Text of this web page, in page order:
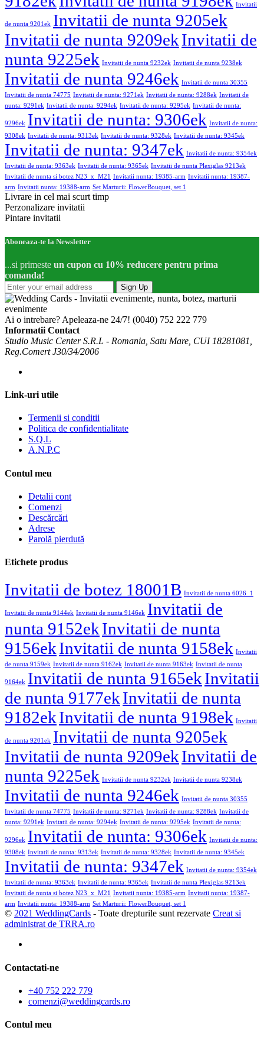
Invitatii
de nunta 9201ek Invitatii de nunta 9205ek
Invitatii de nunta 9209ekInvitatii de
nunta 9225ek Invitatii de nunta 9232ek Invitatii de nunta 9238ek
Invitatii de nunta 9246ek Invitatii de nunta 30355
Invitatii de nunta 74775 Invitatii de nunta: 9271ek Invitatii de nunta: 9288ek Invitatii de
nunta: 9291ek Invitatii de nunta: 9294ek Invitatii de nunta: 9295ek Invitatii de nunta:
9296ek Invitatii de nunta: 9306ek Invitatii de nunta:
9308ek Invitatii de nunta: 9313ek Invitatii de nunta: 9328ek Invitatii de nunta: 9345ek
Invitatii de nunta: 9347ek Invitatii de nunta: 9354ek
Invitatii de nunta: 9363ek Invitatii de nunta: 9365ek Invitatii de nunta Plexiglas 9213ek
Invitatii de nunta si botez N23_x_M21 Invitatii nunta: 19385-arm Invitatii nunta: 19387-
arm Invitatii nunta: 19388-arm Set Marturii: FlowerBouquet, set 1
Livrare in cel mai scurt timp
Perzonalizare invitatii
Pintare invitatii
Aboneaza-te la Newsletter
...si primeste un cupon cu 10% reducere pentru prima
comanda!
Sign Up
Ai o intrebare? Apeleaza-ne 24/7! (0040) 752 222 779
Informatii Contact
Studio Music Center S.R.L - Romania, Satu Mare, CUI 18281081,
Reg.Comert J30/34/2006
Link-uri utile
Termenii si conditii
Politica de confidentialitate
S.Q.L
A.N.P.C
Contul meu
Detalii cont
Comenzi
Descărcări
Adrese
Parolă pierdută
Etichete produs
Invitatii de botez 18001B Invitatii de nunta 6026_1
Invitatii de nunta 9144ek Invitatii de nunta 9146ek Invitatii de
nunta 9152ekInvitatii de nunta
9156ekInvitatii de nunta 9158ek Invitatii
de nunta 9159ek Invitatii de nunta 9162ek Invitatii de nunta 9163ek Invitatii de nunta
9164ek Invitatii de nunta 9165ekInvitatii
de nunta 9177ekInvitatii de nunta
9182ekInvitatii de nunta 9198ek Invitatii
de nunta 9201ek Invitatii de nunta 9205ek
Invitatii de nunta 9209ekInvitatii de
nunta 9225ek Invitatii de nunta 9232ek Invitatii de nunta 9238ek
Invitatii de nunta 9246ek Invitatii de nunta 30355
Invitatii de nunta 74775 Invitatii de nunta: 9271ek Invitatii de nunta: 9288ek Invitatii de
nunta: 9291ek Invitatii de nunta: 9294ek Invitatii de nunta: 9295ek Invitatii de nunta:
9296ek Invitatii de nunta: 9306ek Invitatii de nunta:
9308ek Invitatii de nunta: 9313ek Invitatii de nunta: 9328ek Invitatii de nunta: 9345ek
Invitatii de nunta: 9347ek Invitatii de nunta: 9354ek
Invitatii de nunta: 9363ek Invitatii de nunta: 9365ek Invitatii de nunta Plexiglas 9213ek
Invitatii de nunta si botez N23_x_M21 Invitatii nunta: 19385-arm Invitatii nunta: 19387-
arm Invitatii nunta: 19388-arm Set Marturii: FlowerBouquet, set 1
© 2021 WeddingCards - Toate drepturile sunt rezervate Creat si
administrat de TRRA.ro
Contactati-ne
+40 752 222 779
comenzi@weddingcards.ro
Contul meu